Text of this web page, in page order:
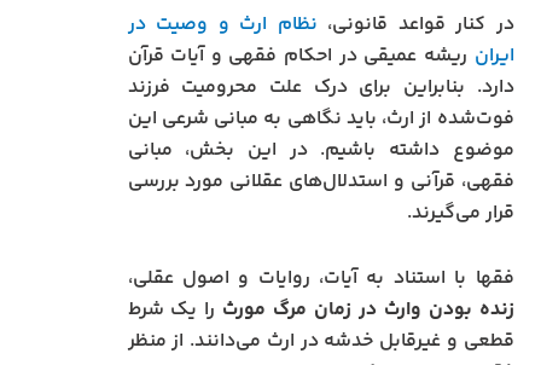
در کنار قواعد قانونی، نظام ارث و وصیت در
ایران ریشه عمیقی در احکام فقهی و آیات قرآن
دارد. بنابراین برای درک علت محرومیت فرزند
فوت‌شده از ارث، باید نگاهی به مبانی شرعی این
موضوع داشته باشیم. در این بخش، مبانی
فقهی، قرآنی و استدلال‌های عقلانی مورد بررسی
قرار می‌گیرند.
فقها با استناد به آیات، روایات و اصول عقلی،
زنده بودن وارث در زمان مرگ مورث را یک شرط
قطعی و غیرقابل خدشه در ارث می‌دانند. از منظر